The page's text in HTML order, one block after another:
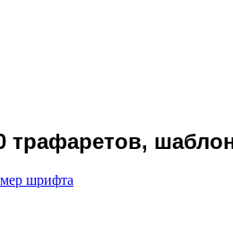
трафаретов,
шрифта